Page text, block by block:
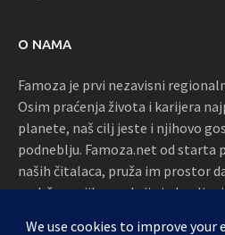
O NAMA
Famoza je prvi nezavisni
Osim praćenja života i karijera
planete, naš cilj jeste i njihovo
podneblju. Famoza.net od starta
naših čitalaca, pruža im prostor
podržava njihove akcije i